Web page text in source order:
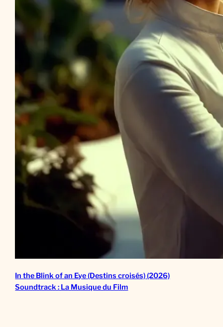
In the Blink of an Eye (Destins croisés) (2026)
Soundtrack : La Musique du Film